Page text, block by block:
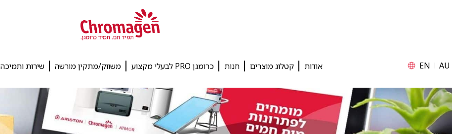
AU
EN אודות קטלוג מוצרים חנות כרומגן PRO לבעלי מקצוע משווק/מתקין מורשה שירות ותמיכה